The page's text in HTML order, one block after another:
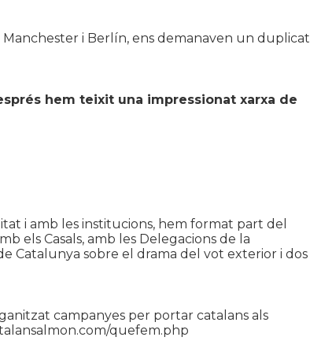
Manchester i Berlín, ens demanaven un duplicat
hem teixit una impressionat xarxa de
i amb les institucions, hem format part del
els Casals, amb les Delegacions de la
Catalunya sobre el drama del vot exterior i dos
campanyes per portar catalans als
quefem.php